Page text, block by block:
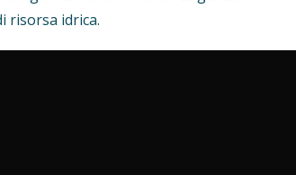
risorsa idrica.